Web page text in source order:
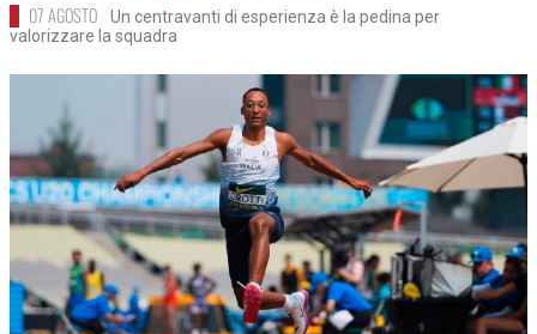
07 AGOSTO
Un centravanti di esperienza è la pedina per
valorizzare la squadra